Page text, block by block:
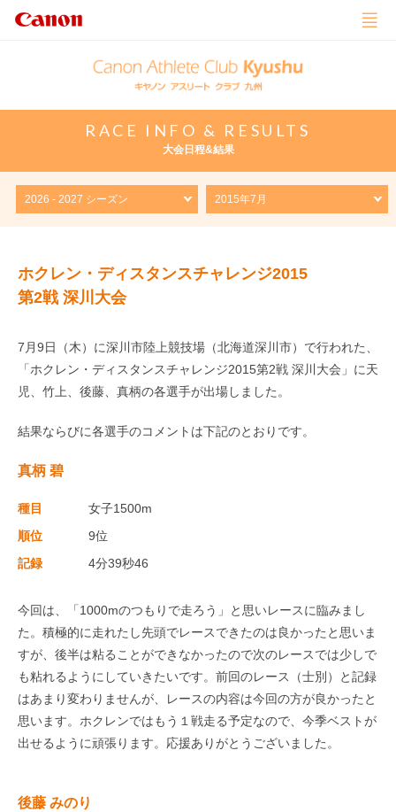
RACE INFO & RESULTS
大会日程&結果
ホクレン・ディスタンスチャレンジ2015
第2戦 深川大会
7月9日（木）に深川市陸上競技場（北海道深川市）で行われた、
「ホクレン・ディスタンスチャレンジ2015第2戦 深川大会」に天
児、竹上、後藤、真柄の各選手が出場しました。
結果ならびに各選手のコメントは下記のとおりです。
真柄 碧
種目
女子1500m
順位
9位
記録
4分39秒46
今回は、「1000mのつもりで走ろう」と思いレースに臨みまし
た。積極的に走れたし先頭でレースできたのは良かったと思いま
すが、後半は粘ることができなかったので次のレースでは少しで
も粘れるようにしていきたいです。前回のレース（士別）と記録
はあまり変わりませんが、レースの内容は今回の方が良かったと
思います。ホクレンではもう１戦走る予定なので、今季ベストが
出せるように頑張ります。応援ありがとうございました。
後藤 みのり